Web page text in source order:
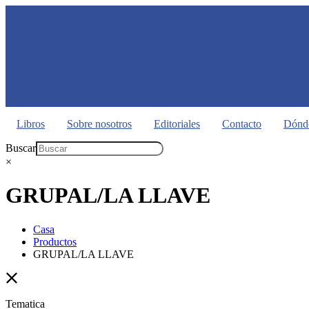
Libros Sobre nosotros Editoriales Contacto
Buscar
×
GRUPAL/LA LLAVE
Casa
Productos
GRUPAL/LA LLAVE
Tematica